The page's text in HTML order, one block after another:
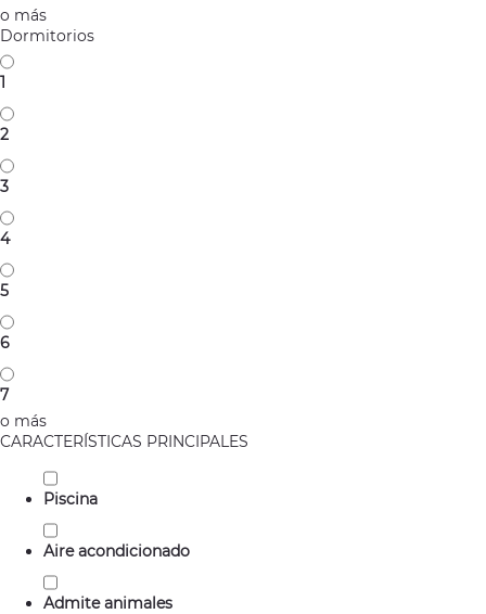
o más
Dormitorios
1
2
3
4
5
6
7
o más
CARACTERÍSTICAS PRINCIPALES
Piscina
Aire acondicionado
Admite animales